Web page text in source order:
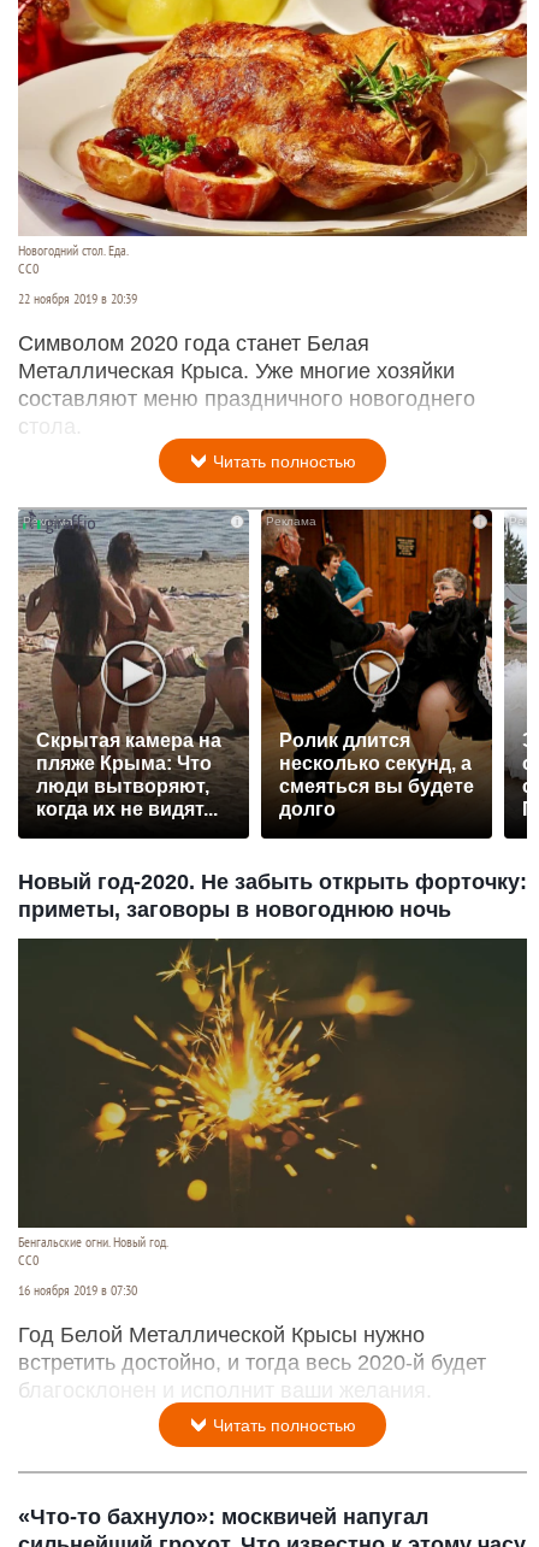
Новогодний стол. Еда.
СС0
22 ноября 2019 в 20:39
Символом 2020 года станет Белая
Металлическая Крыса. Уже многие хозяйки
составляют меню праздничного новогоднего
стола.
Читать полностью
i
Скрытая камера на
пляже Крыма: Что
люди вытворяют,
когда их не видят...
Ролик длится
несколько секунд, а
смеяться вы будете
долго
Новый год-2020. Не забыть открыть форточку:
приметы, заговоры в новогоднюю ночь
Бенгальские огни. Новый год.
СС0
16 ноября 2019 в 07:30
Год Белой Металлической Крысы нужно
встретить достойно, и тогда весь 2020-й будет
благосклонен и исполнит ваши желания.
Читать полностью
«Что-то бахнуло»: москвичей напугал